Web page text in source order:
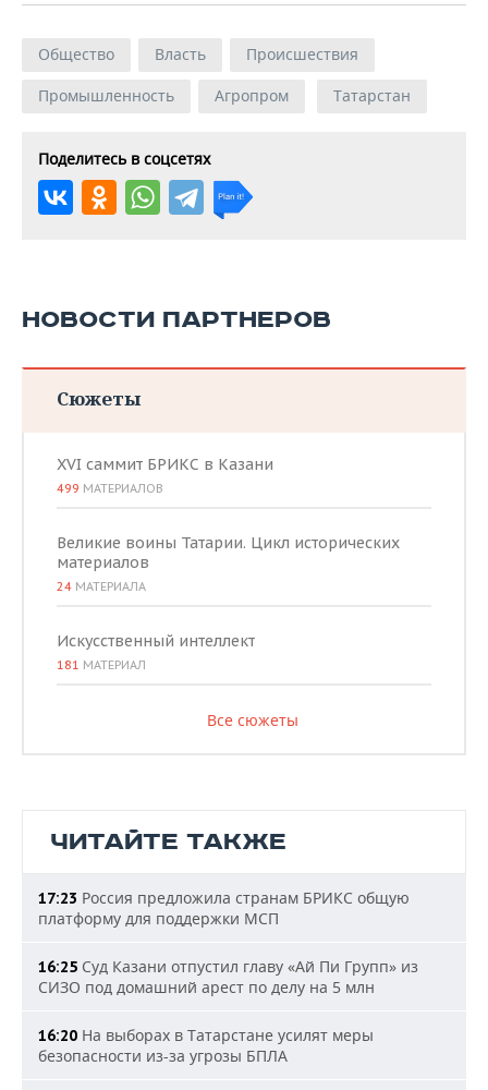
Общество Власть
Происшествия
Промышленность
Агропром Татарстан
Поделитесь в соцсетях
НОВОСТИ ПАРТНЕРОВ
Сюжеты
XVI саммит БРИКС в Казани
499 МАТЕРИАЛОВ
Великие воины Татарии. Цикл исторических
материалов
24 МАТЕРИАЛА
Искусственный интеллект
181 МАТЕРИАЛ
Все сюжеты
ЧИТАЙТЕ ТАКЖЕ
17:23 Россия предложила странам БРИКС общую
платформу для поддержки МСП
16:25 Суд Казани отпустил главу «Ай Пи Групп» из
СИЗО под домашний арест по делу на 5 млн
16:20 На выборах в Татарстане усилят меры
безопасности из-за угрозы БПЛА